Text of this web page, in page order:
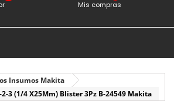
Mis compras
Insumos Makita
3 (1/4 X25Mm) Blister 3Pz B-24549 Makita